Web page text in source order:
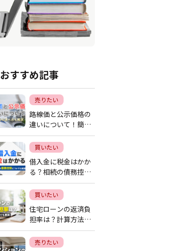
おすすめ記事
売りたい
路線価と公示価格の
違いについて！簡単
な調べ方も解説
買いたい
借入金に税金はかか
る？相続の債務控除
についても解説
買いたい
住宅ローンの返済負
担率は？計算方法に
ついても解説
売りたい